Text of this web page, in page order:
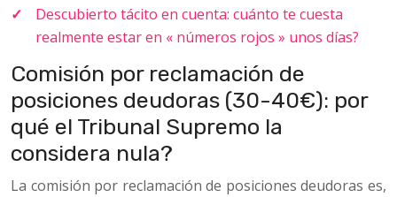
Descubierto tácito en cuenta: cuánto te cuesta
realmente estar en « números rojos » unos días?
Comisión por reclamación de
posiciones deudoras (30-40€): por
qué el Tribunal Supremo la
considera nula?
La comisión por reclamación de posiciones deudoras es,